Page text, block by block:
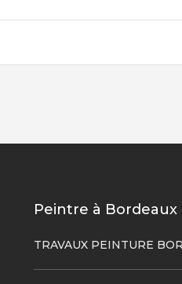
Peintre à Bordeaux
TRAVAUX PEINTURE